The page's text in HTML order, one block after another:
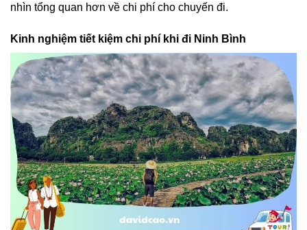
nhìn tổng quan hơn về chi phí cho chuyến đi.
Kinh nghiệm tiết kiệm chi phí khi đi Ninh Bình